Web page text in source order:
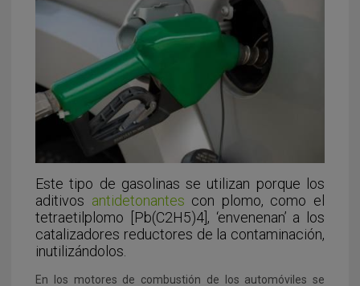
Este tipo de gasolinas se utilizan porque los
aditivos antidetonantes con plomo, como el
tetraetilplomo [Pb(C2H5)4], ‘envenenan’ a los
catalizadores reductores de la contaminación,
inutilizándolos.
En los motores de combustión de los automóviles se